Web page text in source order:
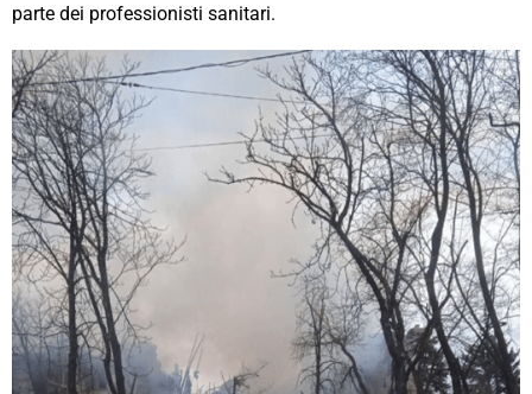
parte dei professionisti sanitari.